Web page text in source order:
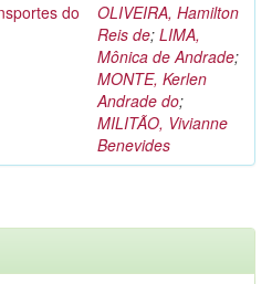
do
OLIVEIRA, Hamilton
Reis de; LIMA,
Mônica de Andrade;
MONTE, Kerlen
Andrade do;
MILITÃO, Vivianne
Benevides